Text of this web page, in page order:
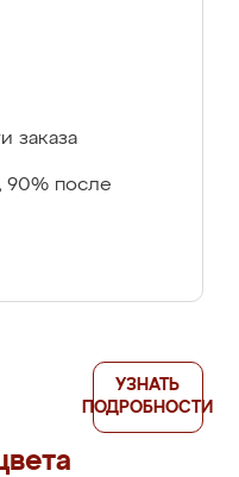
заказа
90% после
УЗНАТЬ
ПОДРОБНОСТИ